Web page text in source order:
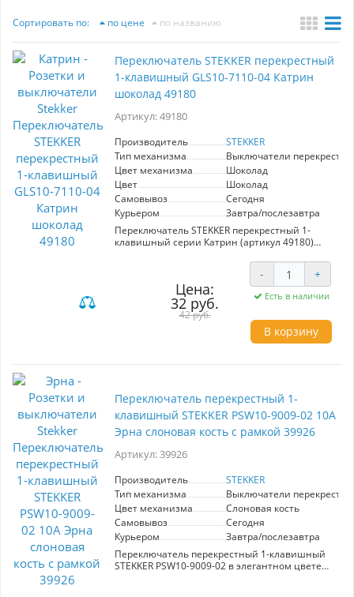
Сортировать по: по цене по названию
Переключатель STEKKER перекрестный
1-клавишный GLS10-7110-04 Катрин
шоколад 49180
Артикул: 49180
Производитель
STEKKER
Тип механизма
Выключатели
Цвет механизма
Шоколад
Цвет
Шоколад
Самовывоз
Сегодня
Курьером
Завтра/послезавтра
Переключатель STEKKER перекрестный 1-
клавишный серии Катрин (артикул 49180)
интерьера. С скрытым типом установки, его
размер составляет 55*55*35 мм, что позволяет
легко интегрировать его в любые стеновые
покрытия. Шоколадный цвет механизма
придаст вашему помещению изысканный вид,
а прочный поликарбонат и латунь обеспечат
долгий срок службы. Номинальное
управлении освещением в разных зонах.
Выбор переключателя STEKKER — это
уверенность в качестве и стиле.
Цена:
32 руб.
42 руб.
- +
Есть в наличии
В корзину
Переключатель перекрестный 1-
клавишный STEKKER PSW10-9009-02 10А
Эрна слоновая кость с рамкой 39926
Артикул: 39926
Производитель
STEKKER
Тип механизма
Выключатели
Цвет механизма
Слоновая кость
Самовывоз
Сегодня
Курьером
Завтра/послезавтра
Переключатель перекрестный 1-клавишный
STEKKER PSW10-9009-02 в элегантном цвете